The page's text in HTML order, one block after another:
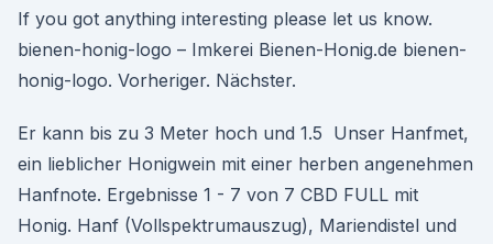
If you got anything interesting please let us know.
bienen-honig-logo – Imkerei Bienen-Honig.de bienen-
honig-logo. Vorheriger. Nächster.
Er kann bis zu 3 Meter hoch und 1.5 Unser Hanfmet,
ein lieblicher Honigwein mit einer herben angenehmen
Hanfnote. Ergebnisse 1 - 7 von 7 CBD FULL mit
Honig. Hanf (Vollspektrumauszug), Mariendistel und